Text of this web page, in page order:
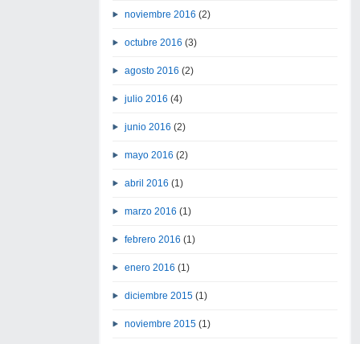
noviembre 2016 (2)
octubre 2016 (3)
agosto 2016 (2)
julio 2016 (4)
junio 2016 (2)
mayo 2016 (2)
abril 2016 (1)
marzo 2016 (1)
febrero 2016 (1)
enero 2016 (1)
diciembre 2015(1)
noviembre 2015(1)